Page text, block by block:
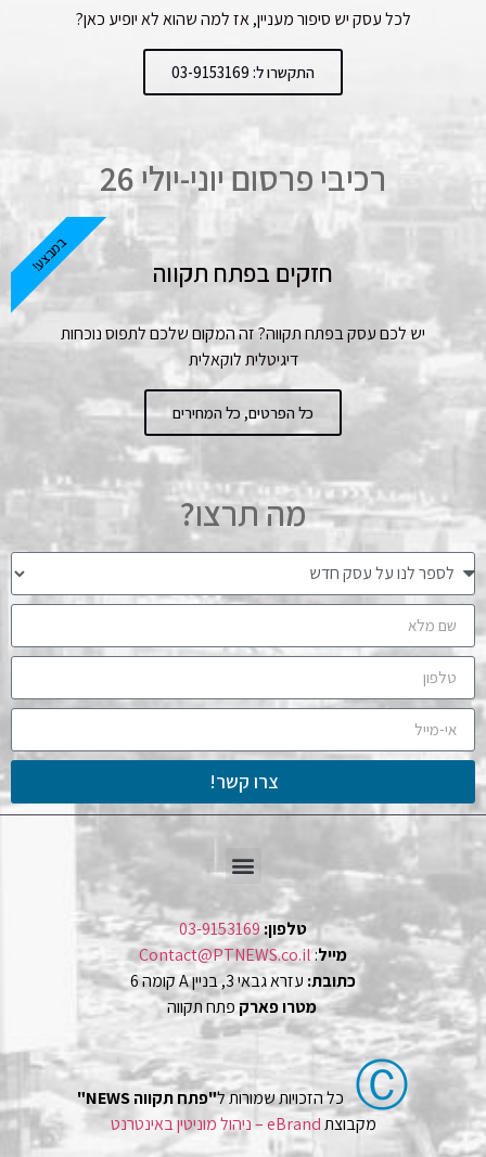
לכל עסק יש סיפור מעניין, אז למה שהוא לא יופיע כאן?
התקשרו ל: 03-9153169
רכיבי פרסום יוני-יולי 26
חזקים בפתח תקווה
יש לכם עסק בפתח תקווה? זה המקום שלכם לתפוס נוכחות
דיגיטלית לוקאלית
כל הפרטים, כל המחירים
במבצע!
מה תרצו?
צרו קשר!
טלפון:03-9153169
מייל:
Contact@PTNEWS.co.il
כתובת: עזרא גבאי 3, בניין A קומה 6
מטרו פארק פתח תקווה
Ⓒ כל הזכויות שמורות ל"פתח תקווה NEWS"
מקבוצתeBrand – ניהול מוניטין באינטרנט